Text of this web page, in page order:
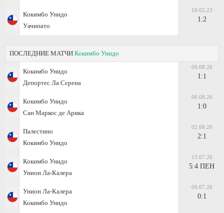
Кокимбо Унидо
Уачипато
18.02.23
1:2
ПОСЛЕДНИЕ МАТЧИ Кокимбо Унидо
Кокимбо Унидо
Депортес Ла Серена
09.08.26
1:1
Кокимбо Унидо
Сан Маркос де Арика
06.08.26
1:0
Палестино
Кокимбо Унидо
02.08.26
2:1
Кокимбо Унидо
Унион Ла-Калера
13.07.26
5:4 ПЕН
Унион Ла-Калера
Кокимбо Унидо
09.07.26
0:1